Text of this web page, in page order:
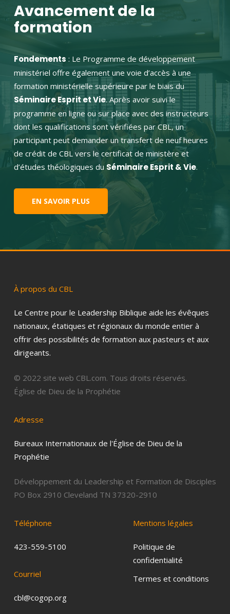
Avancement de la
formation
Fondements : Le Programme de développement
ministériel offre également une voie d’accès à une
formation ministérielle supérieure par le biais du
Séminaire Esprit et Vie. Après avoir suivi le
programme en ligne ou sur place avec des instructeurs
dont les qualifications sont vérifiées par CBL, un
participant peut demander un transfert de neuf heures
de crédit de CBL vers le certificat de ministère et
d’études théologiques duSéminaire Esprit & Vie.
EN SAVOIR PLUS
À propos du CBL
Le Centre pour le Leadership Biblique aide les évêques
nationaux, étatiques et régionaux du monde entier à
offrir des possibilités de formation aux pasteurs et aux
dirigeants.
© 2022 site web CBL.com. Tous droits réservés.
Église de Dieu de la Prophétie
Adresse
Bureaux Internationaux de l'Église de Dieu de la
Prophétie
Développement du Leadership et Formation de Disciples
PO Box 2910 Cleveland TN 37320-2910
Téléphone
423-559-5100
Courriel
cbl@cogop.org
Mentions légales
Politique de
confidentialité
Termes et conditions